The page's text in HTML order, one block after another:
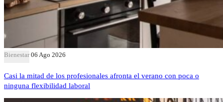
Bienestar 06 Ago 2026
Casi la mitad de los profesionales afronta el verano con poca o
ninguna flexibilidad laboral